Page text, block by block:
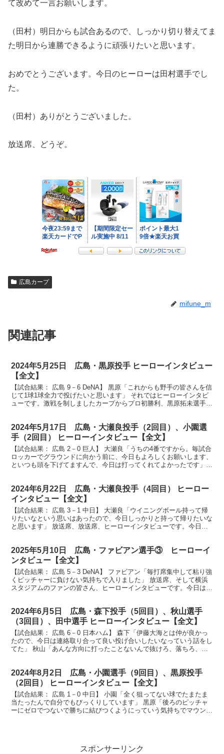
て改めて一言お願いします。
（田村）明日からも試合あるので、しっかり切り替えてま
た明日から連勝できるように頑張りたいと思います。
おめでとうございます。今日のヒーローは田村選手でし
た。
（田村）ありがとうございました。
放送席、どうぞ。
広島カープ
mifune_m
関連記事
2024年5月25日 広島・黒原投手 ヒーローインタビュー
【全文】
【試合結果： 広島 9－6 DeNA】 黒原「これからも野手の皆さんを信
じて1球1球全力で投げたいと思います」 それではヒーローインタビ
ューです。激戦を制しましたカープからプロ初勝利、黒原拓未選手で
2024年5月17日 広島・大瀬良投手（2回目）、小園選
手（2回目） ヒーローインタビュー【全文】
【試合結果： 広島 2－0 巨人】 大瀬良「うちの4番ですから。毎試合
ロッカーでグラウンドに向かう前に、今日もよろしくお願いします、
といつも頭を下げてますんで、今日は打ってくれてよかったです」
2024年6月22日 広島・大瀬良投手（4回目） ヒーロー
インタビュー【全文】
【試合結果： 広島 3－1 中日】 大瀬良「ウイニングボール持って帰
りたいなという思いはあったので、今日しっかりと持って帰りたいな
と思います」 放送席、放送席、ヒーローインタビューです。今日の
2025年5月10日 広島・ファビアン選手③ ヒーローイ
ンタビュー【全文】
【試合結果： 広島 5－3 DeNA】 ファビアン「毎打席集中して粘り強
くピッチャーに負けない気持ちで入りました」 放送席、そして横浜
スタジアムのファンの皆さん、ヒーローインタビューです。今日は逆
2024年6月5日 広島・森下投手（5回目）、秋山選手
（3回目）、田中選手 ヒーローインタビュー【全文】
【試合結果： 広島 6－0 日本ハム】 森下「伊藤大海とは仲が良かっ
たので、今日は連絡取り合って良い投げ合いしたいなっていう話をし
てた」 秋山「あんな方向に打ったことないんで抜けろ、落ちろ、そ
2024年8月2日 広島・小園選手（9回目）、黒原投手
（2回目） ヒーローインタビュー【全文】
【試合結果： 広島 1－0 中日】 小園「全く狙ってない球でたまたま
当たったんで自分でもびっくりしています」 黒原「後ろのピッチャ
ーにゼロでつないで勝ちに結びつくようにっていう気持ちでマウンド
スポンサーリンク